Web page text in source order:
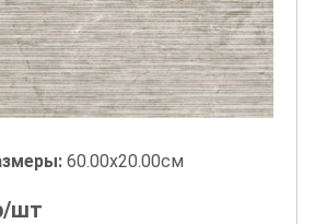
60.00x20.00см
шт